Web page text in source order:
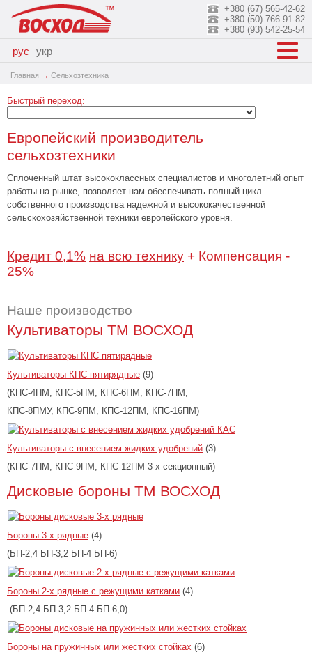
рус укр
+380 (67) 565-42-62
+380 (50) 766-91-82
+380 (93) 542-25-54
Главная → Сельхозтехника
Быстрый переход:
Европейский производитель
сельхозтехники
Сплоченный штат высококлассных специалистов и многолетний опыт
работы на рынке, позволяет нам обеспечивать полный цикл
собственного производства надежной и высококачественной
сельскохозяйственной техники европейского уровня.
Кредит 0,1% на всю технику + Компенсация -
25%
Наше производство
Культиваторы ТМ ВОСХОД
Культиваторы КПС пятирядные (9)
(КПС-4ПМ, КПС-5ПМ, КПС-6ПМ, КПС-7ПМ,
КПС-8ПМУ, КПС-9ПМ, КПС-12ПМ, КПС-16ПМ)
Культиваторы с внесением жидких удобрений (3)
(КПС-7ПМ, КПС-9ПМ, КПС-12ПМ 3-х секционный)
Дисковые бороны ТМ ВОСХОД
Бороны 3-х рядные (4)
(БП-2,4 БП-3,2 БП-4 БП-6)
Бороны 2-х рядные с режущими катками (4)
(БП-2,4 БП-3,2 БП-4 БП-6,0)
Бороны на пружинных или жестких стойках (6)